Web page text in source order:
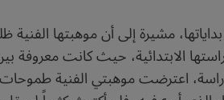
مشيرة إلى أن موهبتها
الابتدائية، حيث كانت معروفة
اعترضت موهبتي الفنية